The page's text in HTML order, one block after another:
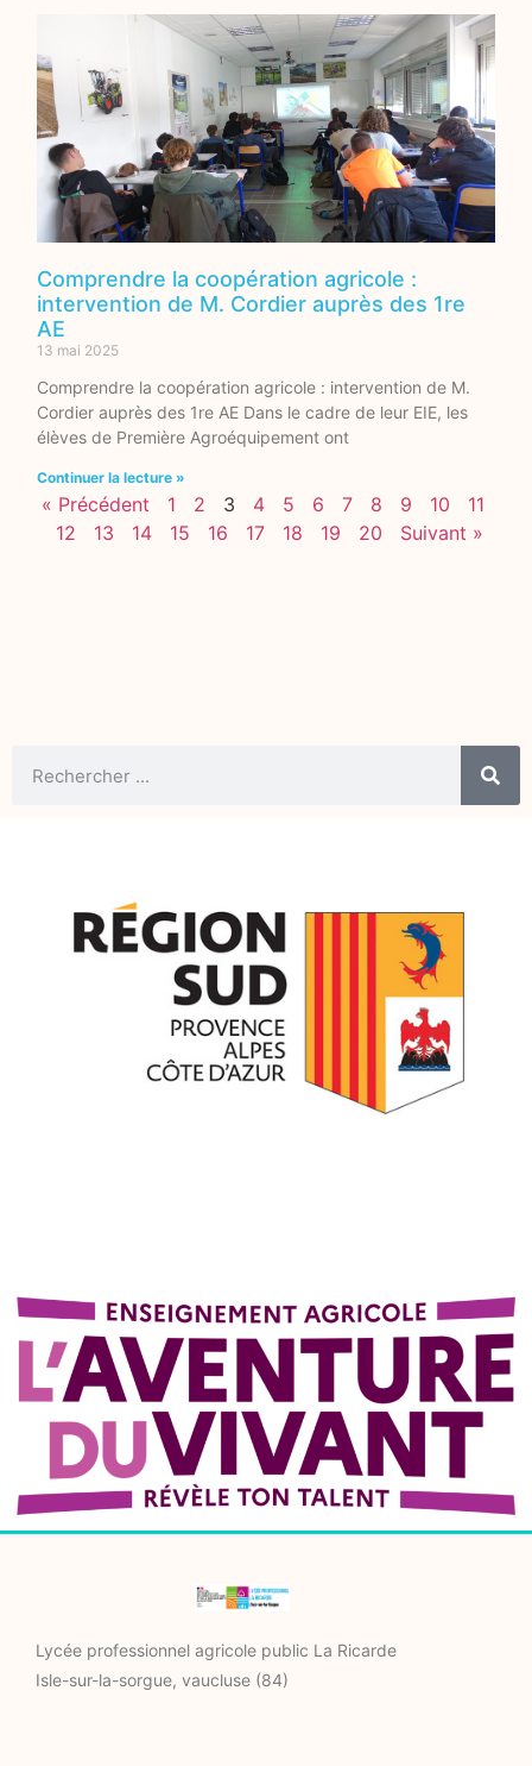
Comprendre la coopération agricole :
intervention de M. Cordier auprès des 1re
AE
13 mai 2025
Comprendre la coopération agricole : intervention de M.
Cordier auprès des 1re AE Dans le cadre de leur EIE, les
élèves de Première Agroéquipement ont
Continuer la lecture »
« Précédent 1 2 3 4 5 6 7 8 9 10
11
12
13 14 15 16 17 18 19 20 Suivant »
Lycée professionnel agricole public La Ricarde
Isle-sur-la-sorgue, vaucluse (84)